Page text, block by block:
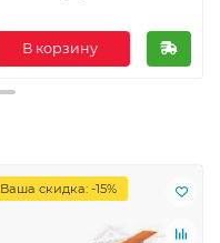
В корзину
Ваша скидка: -15%